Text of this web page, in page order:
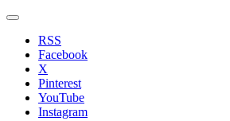
RSS
Facebook
X
Pinterest
YouTube
Instagram